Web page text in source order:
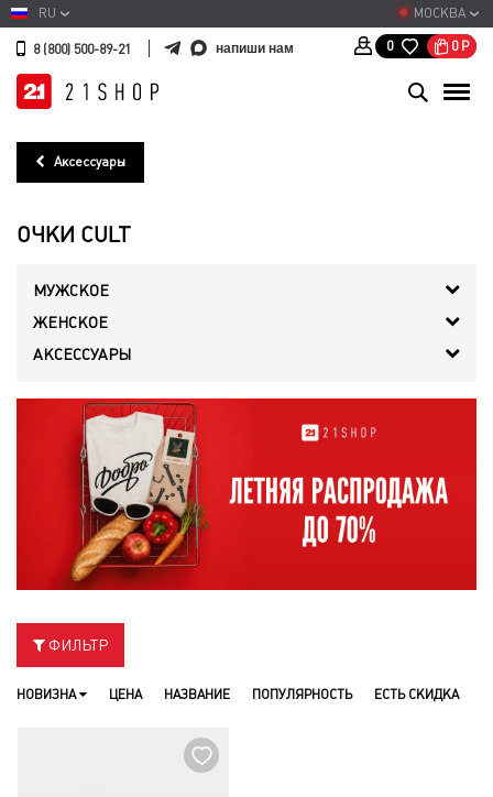
МОСКВА
RU
8 (800) 500-89-21 напиши нам 0 0 Р
Аксессуары
ОЧКИ CULT
МУЖСКОЕ
ЖЕНСКОЕ
АКСЕССУАРЫ
ФИЛЬТР
НОВИЗНА ЦЕНА НАЗВАНИЕ ПОПУЛЯРНОСТЬ ЕСТЬ СКИДКА